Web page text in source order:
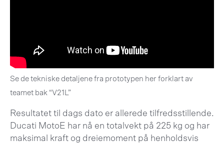
Se de tekniske detaljene fra prototypen her forklart av
teamet bak “V21L”
Resultatet til dags dato er allerede tilfredsstillende.
Ducati MotoE har nå en totalvekt på 225 kg og har
maksimal kraft og dreiemoment på henholdsvis